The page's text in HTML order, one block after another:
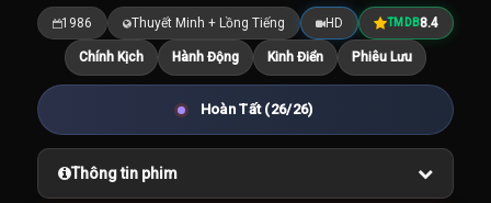
1986 Thuyết Minh + Lồng Tiếng HD TMDB8.4
Chính Kịch Hành Động Kinh Điển Phiêu Lưu
Hoàn Tất (26/26)
Thông tin phim